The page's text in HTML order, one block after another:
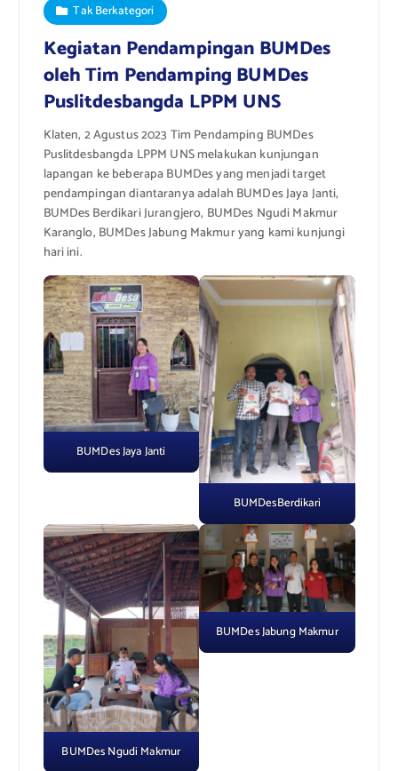
Tak Berkategori
Kegiatan Pendampingan BUMDes
oleh Tim Pendamping BUMDes
Puslitdesbangda LPPM UNS
Klaten, 2 Agustus 2023 Tim Pendamping BUMDes
Puslitdesbangda LPPM UNS melakukan kunjungan
lapangan ke beberapa BUMDes yang menjadi target
pendampingan diantaranya adalah BUMDes Jaya Janti,
BUMDes Berdikari Jurangjero, BUMDes Ngudi Makmur
Karanglo, BUMDes Jabung Makmur yang kami kunjungi
hari ini.
BUMDes Jaya Janti
BUMDesBerdikari
BUMDes Ngudi Makmur
BUMDes Jabung Makmur